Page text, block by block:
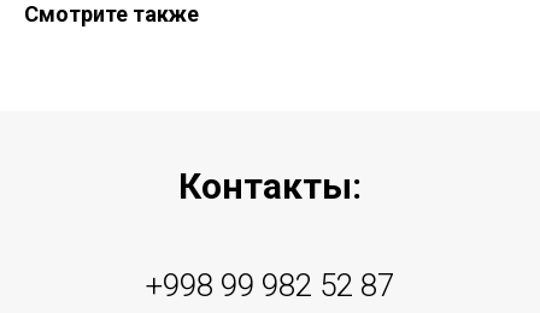
Смотрите также
Контакты:
+998 99 982 52 87